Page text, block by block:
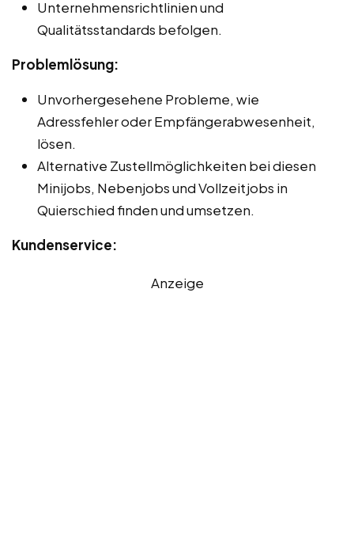
Unternehmensrichtlinien und
Qualitätsstandards befolgen.
Problemlösung:
Unvorhergesehene Probleme, wie
Adressfehler oder Empfängerabwesenheit,
lösen.
Alternative Zustellmöglichkeiten bei diesen
Minijobs, Nebenjobs und Vollzeitjobs in
Quierschied finden und umsetzen.
Kundenservice:
Anzeige